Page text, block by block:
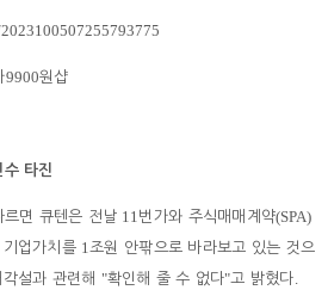
9900원샵
수 타진
르면 큐텐은 전날 11번가와 주식매매계약(SPA)
기업가치를 1조원 안팎으로 바라보고 있는 것으
설과 관련해 "확인해 줄 수 없다"고 밝혔다.